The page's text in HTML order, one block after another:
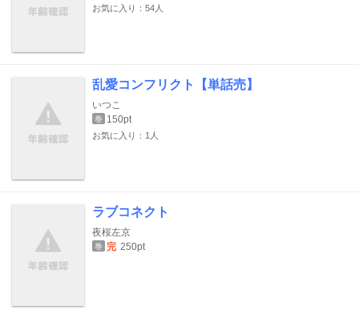
お気に入り：54人
乱愛コンフリクト【単話売】
いつこ
巻 150pt
お気に入り：1人
ラブコネクト
夜桜左京
巻 完 250pt